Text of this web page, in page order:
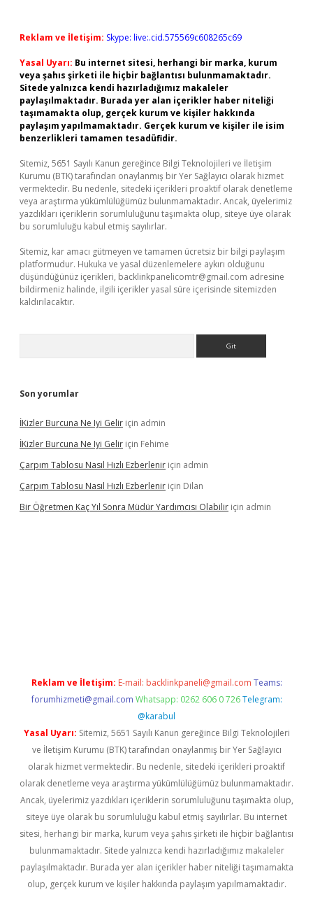
Reklam ve İletişim: Skype: live:.cid.575569c608265c69
Yasal Uyarı: Bu internet sitesi, herhangi bir marka, kurum
veya şahıs şirketi ile hiçbir bağlantısı bulunmamaktadır.
Sitede yalnızca kendi hazırladığımız makaleler
paylaşılmaktadır. Burada yer alan içerikler haber niteliği
taşımamakta olup, gerçek kurum ve kişiler hakkında
paylaşım yapılmamaktadır. Gerçek kurum ve kişiler ile isim
benzerlikleri tamamen tesadüfidir.
Sitemiz, 5651 Sayılı Kanun gereğince Bilgi Teknolojileri ve İletişim
Kurumu (BTK) tarafından onaylanmış bir Yer Sağlayıcı olarak hizmet
vermektedir. Bu nedenle, sitedeki içerikleri proaktif olarak denetleme
veya araştırma yükümlülüğümüz bulunmamaktadır. Ancak, üyelerimiz
yazdıkları içeriklerin sorumluluğunu taşımakta olup, siteye üye olarak
bu sorumluluğu kabul etmiş sayılırlar.
Sitemiz, kar amacı gütmeyen ve tamamen ücretsiz bir bilgi paylaşım
platformudur. Hukuka ve yasal düzenlemelere aykırı olduğunu
düşündüğünüz içerikleri, backlinkpanelicomtr@gmail.com adresine
bildirmeniz halinde, ilgili içerikler yasal süre içerisinde sitemizden
kaldırılacaktır.
Son yorumlar
İKizler Burcuna Ne Iyi Gelir için admin
İKizler Burcuna Ne Iyi Gelir için Fehime
Çarpım Tablosu Nasıl Hızlı Ezberlenir için admin
Çarpım Tablosu Nasıl Hızlı Ezberlenir için Dilan
Bir Öğretmen Kaç Yıl Sonra Müdür Yardımcısı Olabilir için admin
Reklam ve İletişim: E-mail: backlinkpaneli@gmail.com Teams:
forumhizmeti@gmail.com Whatsapp: 0262 606 0 726 Telegram:
@karabul
Yasal Uyarı: Sitemiz, 5651 Sayılı Kanun gereğince Bilgi Teknolojileri
ve İletişim Kurumu (BTK) tarafından onaylanmış bir Yer Sağlayıcı
olarak hizmet vermektedir. Bu nedenle, sitedeki içerikleri proaktif
olarak denetleme veya araştırma yükümlülüğümüz bulunmamaktadır.
Ancak, üyelerimiz yazdıkları içeriklerin sorumluluğunu taşımakta olup,
siteye üye olarak bu sorumluluğu kabul etmiş sayılırlar. Bu internet
sitesi, herhangi bir marka, kurum veya şahıs şirketi ile hiçbir bağlantısı
bulunmamaktadır. Sitede yalnızca kendi hazırladığımız makaleler
paylaşılmaktadır. Burada yer alan içerikler haber niteliği taşımamakta
olup, gerçek kurum ve kişiler hakkında paylaşım yapılmamaktadır.